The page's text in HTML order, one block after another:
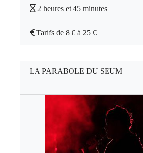
2 heures et 45 minutes
Tarifs de 8 € à 25 €
LA PARABOLE DU SEUM